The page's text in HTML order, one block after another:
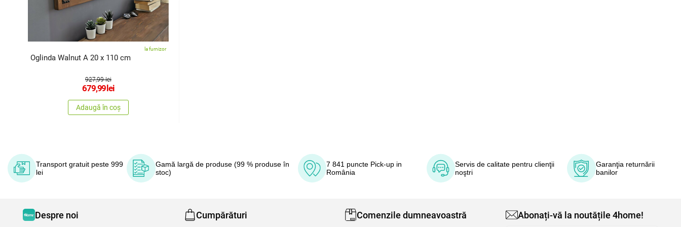
la furnizor
Oglinda Walnut A 20 x 110 cm
927,99 lei
679,99lei
Adaugă în coș
Transport gratuit peste 999
lei
Gamă largă de produse (99 % produse în
stoc)
7 841 puncte Pick-up in
România
Servis de calitate pentru clienţii
noştri
Garanţia returnării
banilor
Despre noi Cumpărături Comenzile dumneavoastră Abonați-vă la noutățile 4home!